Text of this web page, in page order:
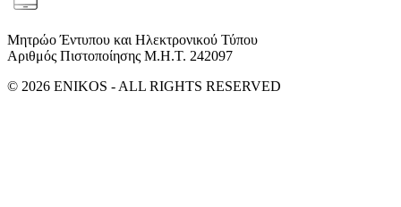
Μητρώο Έντυπου και Ηλεκτρονικού Τύπου
Αριθμός Πιστοποίησης Μ.Η.Τ. 242097
© 2026 ENIKOS - ALL RIGHTS RESERVED